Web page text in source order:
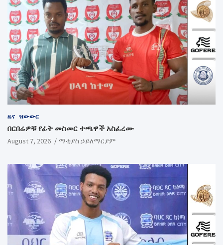
ዜና ዝውውር
በርበሬዎቹ የፊት መስመር ተጫዋች አስፈረሙ
August 7, 2026 ማቲያስ ኃይለማርያም